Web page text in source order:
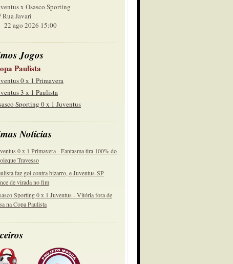
x Osasco Sporting
Rua Javari
ago 2026 15:00
Jogos
Paulista
0 x 1 Primavera
3 x 1 Paulista
Sporting 0 x 1 Juventus
Notícias
0 x 1 Primavera - Fantasma tira 100% do
Travesso
faz gol contra bizarro, e Juventus-SP
de virada no fim
Sporting 0 x 1 Juventus - Vitória fora de
na Copa Paulista